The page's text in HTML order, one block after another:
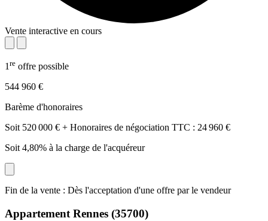
Vente interactive en cours
1re offre possible
544 960 €
Barème d'honoraires
Soit 520 000 € + Honoraires de négociation TTC : 24 960 €
Soit 4,80% à la charge de l'acquéreur
Fin de la vente : Dès l'acceptation d'une offre par le vendeur
Appartement Rennes (35700)